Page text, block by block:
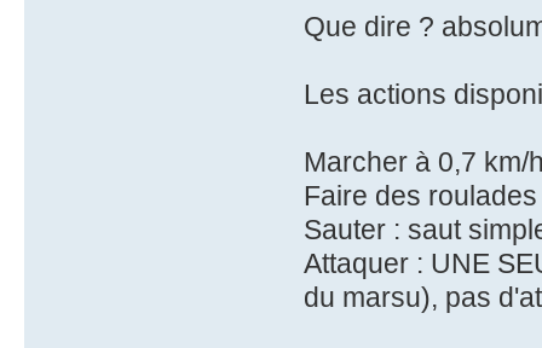
Que dire ?
Les actions
Marcher à 0,7 km/
Faire des
Sauter : saut
Attaquer : UNE
du marsu), pas